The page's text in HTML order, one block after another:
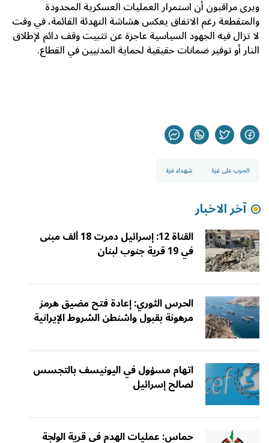
ويرى مراقبون أن استمرار العمليات العسكرية المحدودة
والمتقطعة رغم الاتفاق يعكس هشاشة التهدئة القائمة، في وقت
لا تزال فيه الجهود السياسية عاجزة عن تثبيت وقف دائم لإطلاق
النار أو توفير ضمانات حقيقية لحماية المدنيين في القطاع.
الحرب على غزة شهداء غزة
آخر الاخبار
القناة 12: إسرائيل دمرت 18 ألف مبنى
في 19 قرية جنوب لبنان
الحرس الثوري: إعادة فتح مضيق هرمز
مرهونة بقبول واشنطن الشروط الإيرانية
اتهام مسؤول في اليونيسف بالتجسس
لصالح إسرائيل
حماس: عمليات الهدم في قرية الولجة